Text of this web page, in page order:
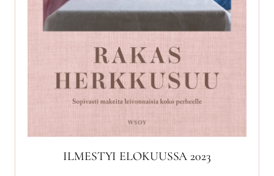
ILMESTYI ELOKUUSSA 2023